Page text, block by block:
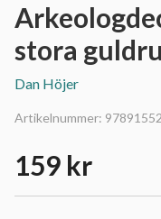
stora
Dan Höjer
Artikelnummer:
159 kr